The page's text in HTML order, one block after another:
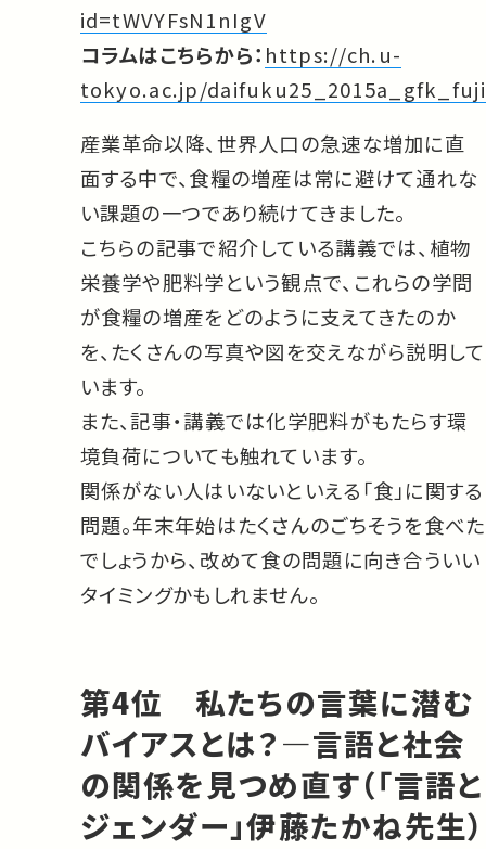
id=tWVYFsN1nIgV
コラムはこちらから： https://ch.u-
tokyo.ac.jp/
産業革命以降、世界人口の急速な増加に直
面する中で、食糧の増産は常に避けて通れな
い課題の一つであり続けてきました。
こちらの記事で紹介している講義では、植物
栄養学や肥料学という観点で、これらの学問
が食糧の増産をどのように支えてきたのか
を、たくさんの写真や図を交えながら説明して
います。
また、記事・講義では化学肥料がもたらす環
境負荷についても触れています。
関係がない人はいないといえる「食」に関する
問題。年末年始はたくさんのごちそうを食べた
でしょうから、改めて食の問題に向き合ういい
タイミングかもしれません。
第4位 私たちの言葉に潜む
バイアスとは？—言語と社会
の関係を見つめ直す（「言語と
ジェンダー」伊藤たかね先生）